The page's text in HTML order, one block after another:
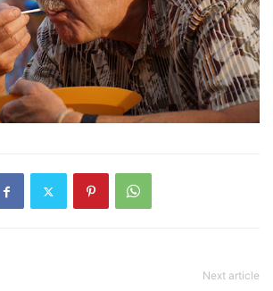
Next article